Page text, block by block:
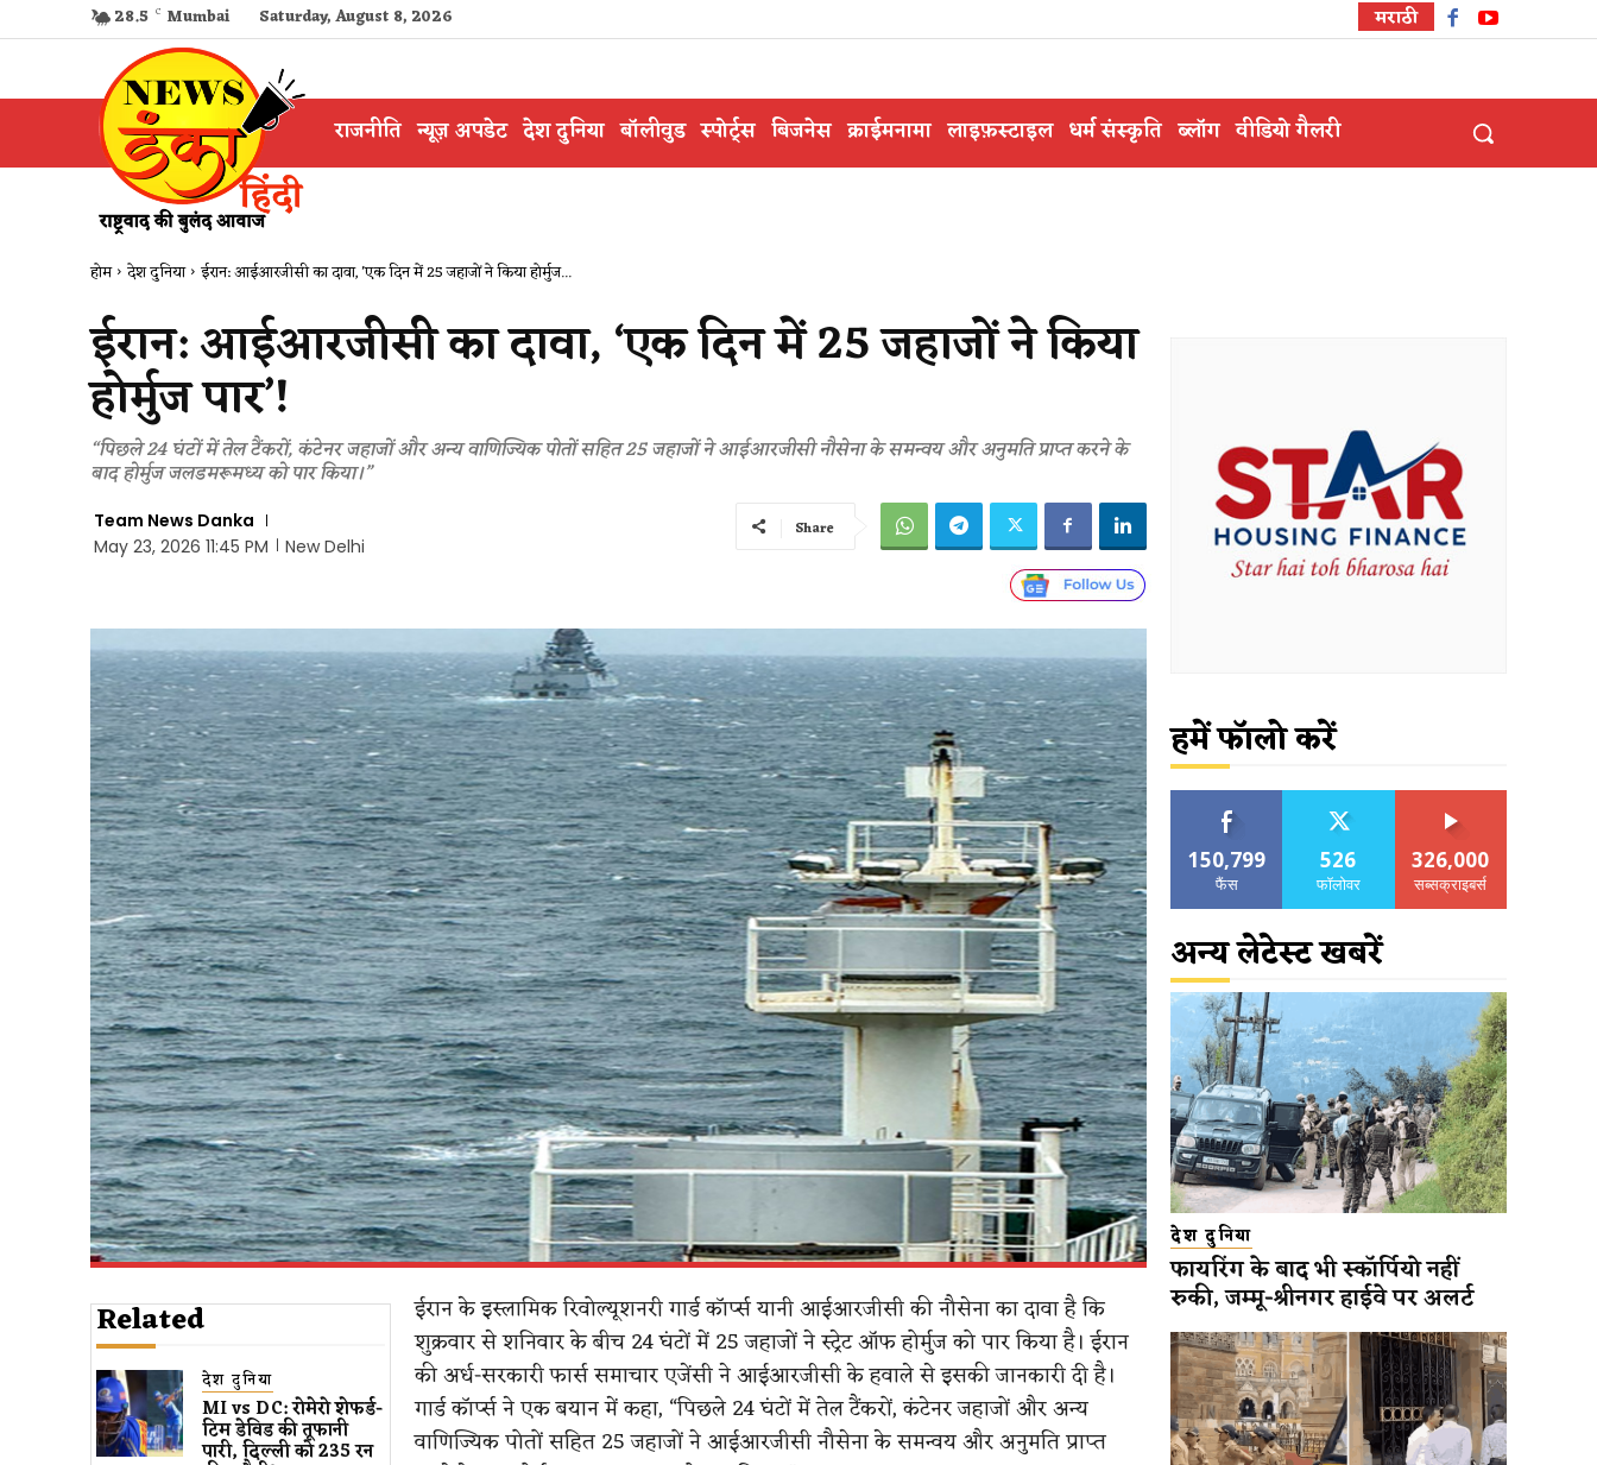
28.5 C Mumbai Saturday, August 8, 2026 मराठी
राजनीति न्यूज़ अपडेट देश दुनिया बॉलीवुड स्पोर्ट्स बिजनेस क्राईमनामा लाइफ़स्टाइल धर्म संस्कृति ब्लॉग वीडियो गैलरी
होम देश दुनिया ईरान: आईआरजीसी का दावा, 'एक दिन में 25 जहाजों ने किया होर्मुज...
ईरान: आईआरजीसी का दावा, ‘एक दिन में 25 जहाजों ने किया
होर्मुज पार’!
“पिछले 24 घंटों में तेल टैंकरों, कंटेनर जहाजों और अन्य वाणिज्यिक पोतों सहित 25 जहाजों ने आईआरजीसी नौसेना के समन्वय और अनुमति प्राप्त करने के
बाद होर्मुज जलडमरूमध्य को पार किया।”
Team News Danka
May 23, 2026 11:45 PM
New Delhi
Share
Related
देश दुनिया
MI vs DC: रोमेरो शेफर्ड-
टिम डेविड की तूफानी
पारी, दिल्ली को 235 रन
ईरान के इस्लामिक रिवोल्यूशनरी गार्ड कॉर्प्स यानी आईआरजीसी की नौसेना का दावा है कि
शुक्रवार से शनिवार के बीच 24 घंटों में 25 जहाजों ने स्ट्रेट ऑफ होर्मुज को पार किया है। ईरान
की अर्ध-सरकारी फार्स समाचार एजेंसी ने आईआरजीसी के हवाले से इसकी जानकारी दी है।
गार्ड कॉर्प्स ने एक बयान में कहा, “पिछले 24 घंटों में तेल टैंकरों, कंटेनर जहाजों और अन्य
वाणिज्यिक पोतों सहित 25 जहाजों ने आईआरजीसी नौसेना के समन्वय और अनुमति प्राप्त
हमें फॉलो करें
150,799
फैंस
526
फॉलोवर
326,000
सब्सक्राइबर्स
अन्य लेटेस्ट खबरें
देश दुनिया
फायरिंग के बाद भी स्कॉर्पियो नहीं
रुकी, जम्मू-श्रीनगर हाईवे पर अलर्ट